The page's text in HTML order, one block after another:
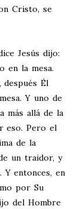
Cristo, se
Jesús dijo:
en la mesa.
después Él
Y uno de
más allá de la
eso. Pero el
de la
un traidor, y
Y entonces, en
por Su
del Hombre